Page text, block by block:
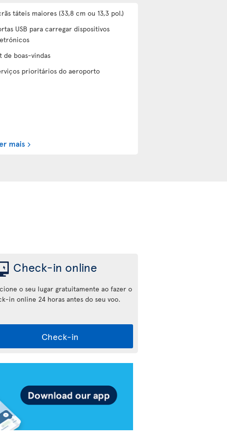
táteis maiores (33,8 cm ou 13,3 pol.)
USB para carregar dispositivos
de boas-vindas
prioritários do aeroporto
mais
Check-in online
o seu lugar gratuitamente ao fazer o
in online 24 horas antes do seu voo.
Check-in